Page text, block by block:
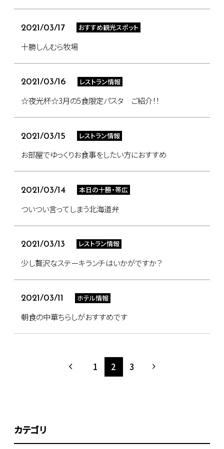
2021/03/17 おすすめ観光スポット
十勝しんむら牧場
2021/03/16 レストラン情報
☆夜光杯☆3月の5食限定パスタ ご紹介！！
2021/03/15 レストラン情報
お部屋でゆっくりお食事をしたい方におすすめ
2021/03/14 本日の十勝・帯広
ついつい言ってしまう北海道弁
2021/03/13 レストラン情報
少し贅沢なステーキランチはいかがですか？
2021/03/11 ホテル情報
朝食の中華ちらしがおすすめです
1 2 3
カテゴリ